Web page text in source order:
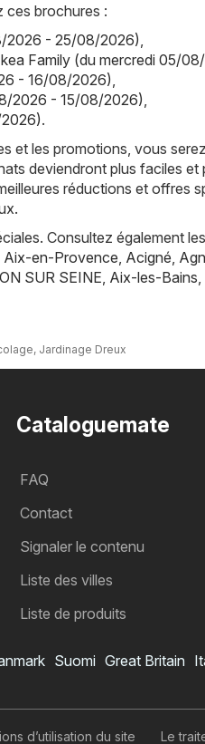
ces brochures :
2026 - 25/08/2026)
Family (du mercredi 05/
- 16/08/2026)
2026 - 15/08/2026)
.
et les promotions, vous
deviendront plus faciles et
réductions et offres
Consultez également
Aix-en-Provence Acigné
SUR SEINE Aix-les-Bains
Jardinage Dreux
Cataloguemate
FAQ
Contact
Signaler le contenu
Liste des villes
Liste de produits
Suomi Great Britain
d’utilisation du site Le